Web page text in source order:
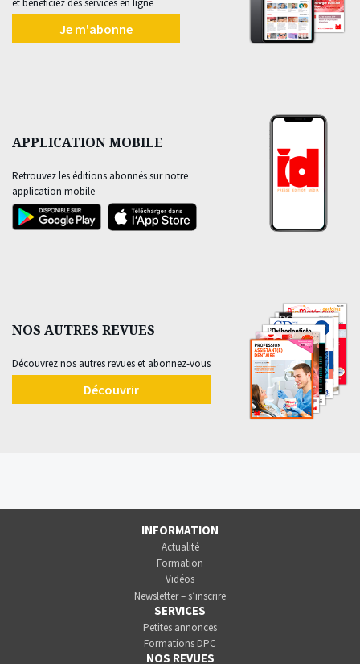
Je m'abonne
APPLICATION MOBILE
Retrouvez les éditions abonnés sur notre
application mobile
NOS AUTRES REVUES
Découvrez nos autres revues et abonnez-vous
Découvrir
INFORMATION
Actualité
Formation
Vidéos
Newsletter – s’inscrire
SERVICES
Petites annonces
Formations DPC
NOS REVUES